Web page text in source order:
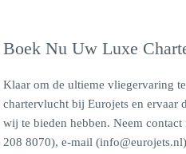
Boek Nu Uw Luxe
Klaar om de ultieme vliegervaring
chartervlucht bij Eurojets en ervaar
wij te bieden hebben. Neem
208 8070), e-mail